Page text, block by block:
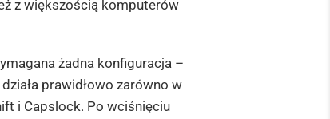
z większością komputerów
żadna konfiguracja –
prawidłowo zarówno w
i Capslock. Po wciśnięciu